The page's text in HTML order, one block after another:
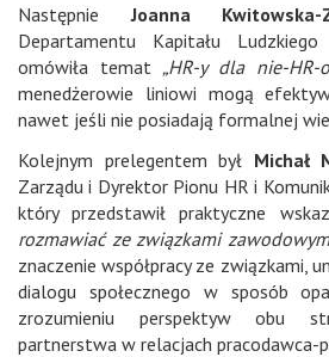
NastępnieJoanna Kwitowska-
Departamentu Kapitału Ludzkiego
omówiła temat „HR-y dla nie-HR-
menedżerowie liniowi mogą
nawet jeśli nie posiadają formalnej
Kolejnym prelegentem był Michał
Zarządu i Dyrektor Pionu HR i
który przedstawił praktyczne
rozmawiać ze związkami
znaczenie współpracy ze związkami,
dialogu społecznego w sposób
zrozumieniu perspektyw obu
partnerstwa w relacjach pracodawca-